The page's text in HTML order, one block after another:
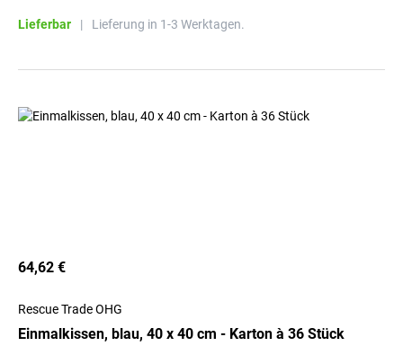
Lieferbar | Lieferung in 1-3 Werktagen.
64,62 €
Rescue Trade OHG
Einmalkissen, blau, 40 x 40 cm - Karton à 36 Stück